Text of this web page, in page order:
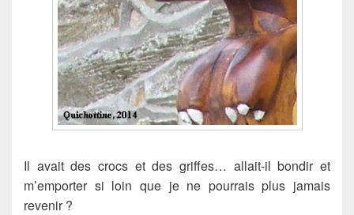
Il avait des crocs et des griffes… allait-il bondir et
m’emporter si loin que je ne pourrais plus jamais
revenir ?